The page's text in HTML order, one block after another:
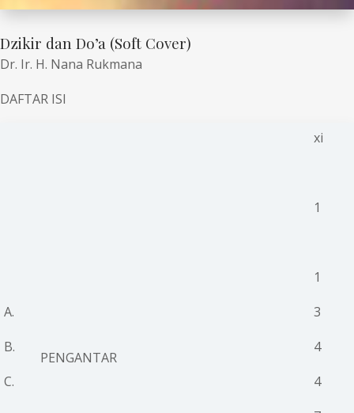
Dzikir dan Do’a (Soft Cover)
Dr. Ir. H. Nana Rukmana
DAFTAR ISI
A.
B.
C.
PENGANTAR
xi
1
1
3
4
4